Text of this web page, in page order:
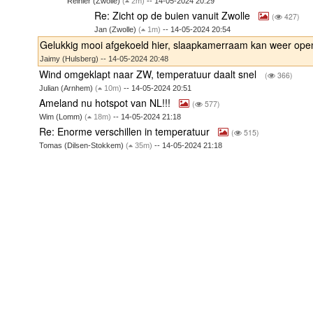
Re: Zicht op de buien vanuit Zwolle ( 427)
Jan (Zwolle)( 1m) -- 14-05-2024 20:54
Gelukkig mooi afgekoeld hier, slaapkamerraam kan weer
Jaimy (Hulsberg) -- 14-05-2024 20:48
Wind omgeklapt naar ZW, temperatuur daalt snel ( 366)
Julian (Arnhem)( 10m) -- 14-05-2024 20:51
Ameland nu hotspot van NL!!! ( 577)
Wim (Lomm)( 18m) -- 14-05-2024 21:18
Re: Enorme verschillen in temperatuur ( 515)
Tomas (Dilsen-Stokkem)( 35m) -- 14-05-2024 21:18